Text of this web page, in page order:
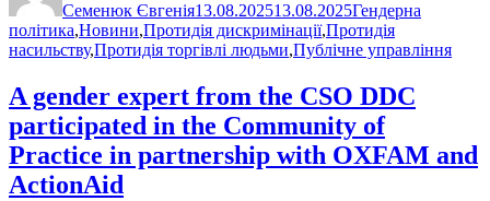
Семенюк Євгенія13.08.202513.08.2025Гендерна
політика,Новини,Протидія дискримінації,Протидія
насильству,Протидія торгівлі людьми,Публічне управління
A gender expert from the CSO DDC
participated in the Community of
Practice in partnership with OXFAM and
ActionAid